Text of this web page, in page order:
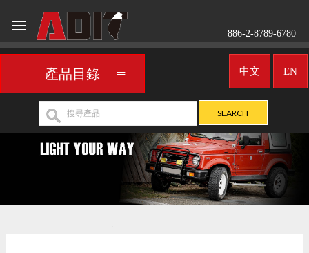
886-2-8789-6780
產品目錄 EN
中文